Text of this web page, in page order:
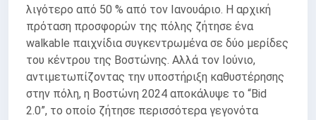
λιγότερο από 50 % από τον Ιανουάριο. Η αρχική
πρόταση προσφορών της πόλης ζήτησε ένα
walkable παιχνίδια συγκεντρωμένα σε δύο μερίδες
του κέντρου της Βοστώνης. Αλλά τον Ιούνιο,
αντιμετωπίζοντας την υποστήριξη καθυστέρησης
στην πόλη, η Βοστώνη 2024 αποκάλυψε το “Bid
2.0”, το οποίο ζήτησε περισσότερα γεγονότα